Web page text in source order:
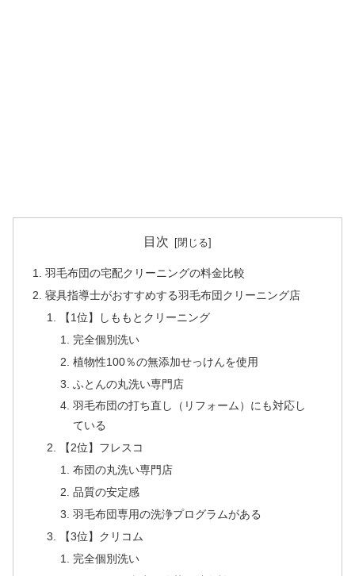
目次
羽毛布団の宅配クリーニングの料金比較
寝具指導士がおすすめする羽毛布団クリーニング店
【1位】しももとクリーニング
完全個別洗い
植物性100％の無添加せっけんを使用
ふとんの丸洗い専門店
羽毛布団の打ち直し（リフォーム）にも対応し
ている
【2位】フレスコ
布団の丸洗い専門店
品質の安定感
羽毛布団専用の洗浄プログラムがある
【3位】クリコム
完全個別洗い